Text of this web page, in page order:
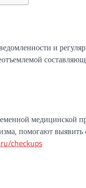
и
медицинской
помогают
checkups